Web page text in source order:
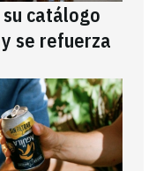
catálogo
se refuerza